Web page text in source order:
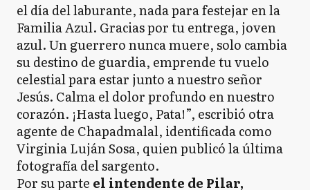
el día del laburante, nada para festejar en la
Familia Azul. Gracias por tu entrega, joven
azul. Un guerrero nunca muere, solo cambia
su destino de guardia, emprende tu vuelo
celestial para estar junto a nuestro señor
Jesús. Calma el dolor profundo en nuestro
corazón. ¡Hasta luego, Pata!”, escribió otra
agente de Chapadmalal, identificada como
Virginia Luján Sosa, quien publicó la última
fotografía del sargento.
Por su parte el intendente de Pilar,